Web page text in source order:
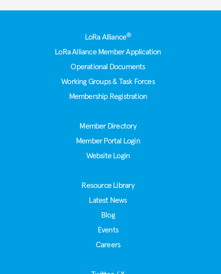
LoRa Alliance®
LoRa Alliance Member Application
Operational Documents
Working Groups & Task Forces
Membership Registration
Member Directory
Member Portal Login
Website Login
Resource Library
Latest News
Blog
Events
Careers